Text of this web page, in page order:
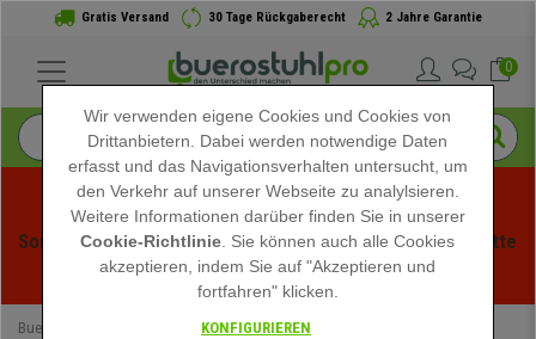
Gratis Versand 30 Tage Rückgaberecht 2 Jahre Garantie
0
Sommerschlussverauf bei buerstuhlpro! Exklusive Rabatte
für kurze Zeit - Aktion ansehen -
Buerostuhlpro Büroschränke
Wir verwenden eigene Cookies und Cookies von
Drittanbietern. Dabei werden notwendige Daten
erfasst und das Navigationsverhalten untersucht, um
den Verkehr auf unserer Webseite zu analylsieren.
Weitere Informationen darüber finden Sie in unserer
Cookie-Richtlinie . Sie können auch alle Cookies
akzeptieren, indem Sie auf "Akzeptieren und
fortfahren" klicken.
KONFIGURIEREN